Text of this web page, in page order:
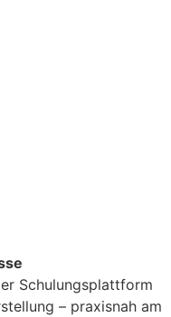
Schulungsplattform
– praxisnah am